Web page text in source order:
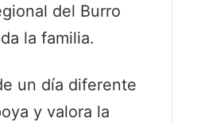
del Burro
la familia.
un día diferente
y valora la